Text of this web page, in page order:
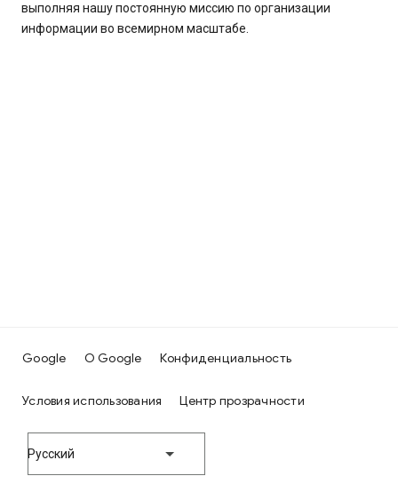
выполняя нашу постоянную миссию по организации
информации во всемирном масштабе.
Google О Google Конфиденциальность
Условия использования Центр прозрачности
Русский